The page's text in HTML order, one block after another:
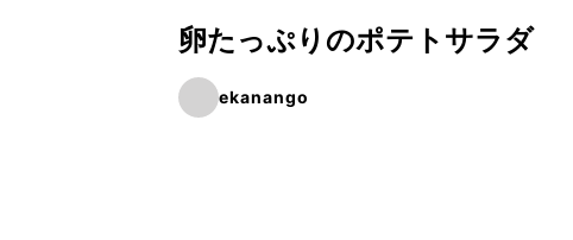
卵たっぷりのポテトサラダ
ekanango